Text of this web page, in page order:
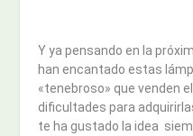
Y ya pensando en la
han encantado estas
«tenebroso» que venden
dificultades para
te ha gustado la idea